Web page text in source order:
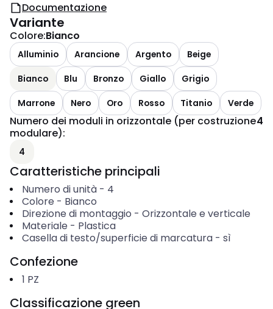
Documentazione
Variante
Colore:Bianco
Alluminio Arancione Argento
Beige
Bianco
Blu Bronzo Giallo
Grigio
Marrone
Nero Oro Rosso Titanio Verde
Numero dei moduli in orizzontale (per costruzione
modulare):
4
4
Caratteristiche principali
Numero di unità- 4
Colore - Bianco
Direzione di montaggio - Orizzontale e verticale
Materiale - Plastica
Casella di testo/superficie di marcatura- sì
Confezione
1 PZ
Classificazione green